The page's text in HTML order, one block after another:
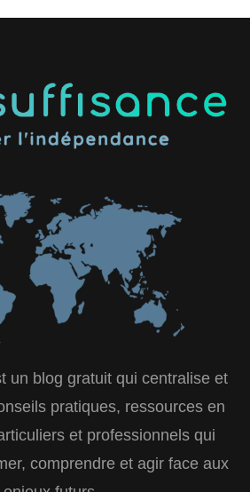
un blog gratuit qui centralise et
pratiques, ressources en
et professionnels qui
comprendre et agir face aux